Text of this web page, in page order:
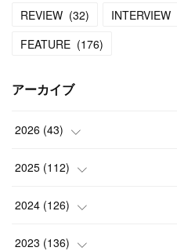
REVIEW (32) INTERVIEW
FEATURE (176)
アーカイブ
2026 (43)
( 2)
(3)
(5)
2025 (112)
(7)
(13)
2024 (126)
(7)
2023 (136)